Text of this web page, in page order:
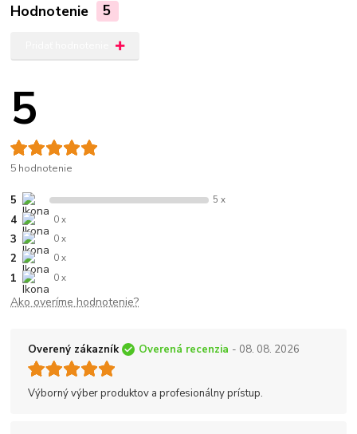
Hodnotenie 5
5
5 hodnotenie
5 5 x
4 0 x
3 0 x
2 0 x
1 0 x
Ako overíme hodnotenie?
Overený zákazník Overená recenzia - 08. 08. 2026
Výborný výber produktov a profesionálny prístup.